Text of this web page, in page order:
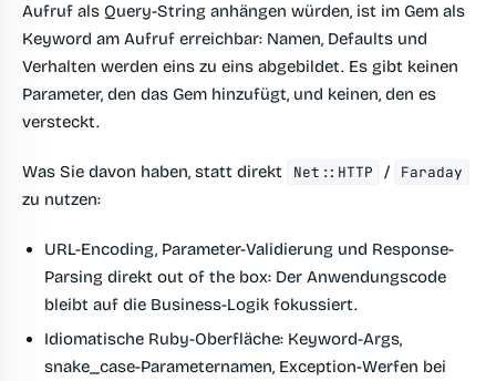
Aufruf als Query-String anhängen würden, ist im Gem als
Keyword am Aufruf erreichbar: Namen, Defaults und
Verhalten werden eins zu eins abgebildet. Es gibt keinen
Parameter, den das Gem hinzufügt, und keinen, den es
versteckt.
Was Sie davon haben, statt direkt Net::HTTP / Faraday
zu nutzen:
URL-Encoding, Parameter-Validierung und Response-
Parsing direkt out of the box: Der Anwendungscode
bleibt auf die Business-Logik fokussiert.
Idiomatische Ruby-Oberfläche: Keyword-Args,
snake_case-Parameternamen, Exception-Werfen bei